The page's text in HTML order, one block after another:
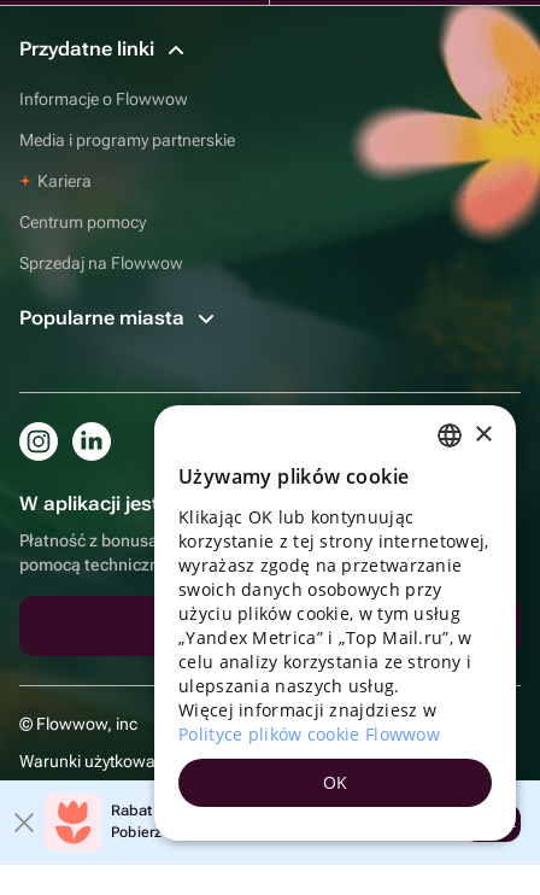
Przydatne linki
Informacje o Flowwow
Media i programy partnerskie
Kariera
Centrum pomocy
Sprzedaj na Flowwow
Popularne miasta
W aplikacji jest to jeszcze wygodniejsze!
Płatność z bonusami, samodzielna dostawa, wygodny czat z
pomocą techniczną
Pobierz aplikację
© Flowwow, inc
Warunki użytkowania
Polityka prywatnościRabat 20% na pierwsze zamówienie!
Pobierz aplikację i skorzystaj z promocji
Otwórz
UKRAINIAN
PORTUGUESE
SPANISH
TURKISH
GERMAN
×
Używamy plików cookie
Klikając OK lub kontynuując
korzystanie z tej strony internetowej,
wyrażasz zgodę na przetwarzanie
swoich danych osobowych przy
użyciu plików cookie, w tym usług
„Yandex Metrica” i „Top Mail.ru”, w
celu analizy korzystania ze strony i
ulepszania naszych usług.
Więcej informacji znajdziesz w
Polityce plików cookie Flowwow
OK